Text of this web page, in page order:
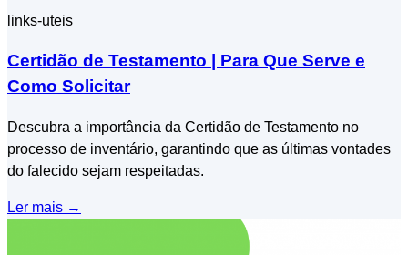
links-uteis
Certidão de Testamento | Para Que Serve e
Como Solicitar
Descubra a importância da Certidão de Testamento no
processo de inventário, garantindo que as últimas vontades
do falecido sejam respeitadas.
Ler mais →